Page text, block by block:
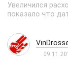
Увеличился
показало что